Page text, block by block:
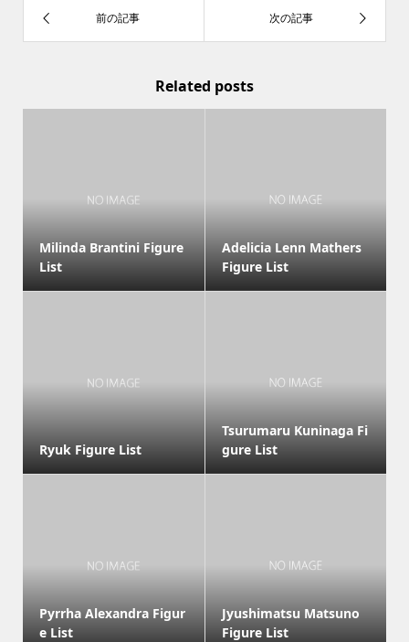
Related posts
Milinda Brantini Figure
List
Adelicia Lenn Mathers
Figure List
Ryuk Figure List
Tsurumaru Kuninaga Fi
gure List
Pyrrha Alexandra Figur
e List
Jyushimatsu Matsuno
Figure List